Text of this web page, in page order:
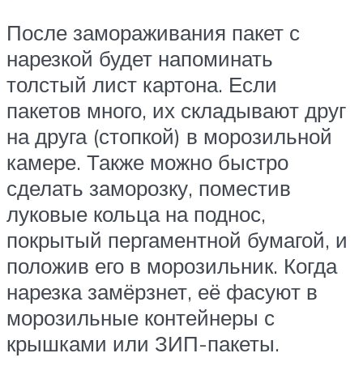
После замораживания пакет с
нарезкой будет напоминать
толстый лист картона. Если
пакетов много, их складывают друг
на друга (стопкой) в морозильной
камере. Также можно быстро
сделать заморозку, поместив
луковые кольца на поднос,
покрытый пергаментной бумагой, и
положив его в морозильник. Когда
нарезка замёрзнет, её фасуют в
морозильные контейнеры с
крышками или ЗИП-пакеты.